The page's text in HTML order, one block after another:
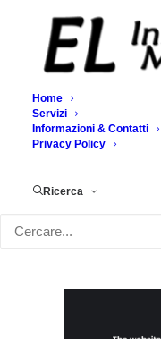
Home
Servizi
Informazioni & Contatti
Privacy Policy
Ricerca
Demo